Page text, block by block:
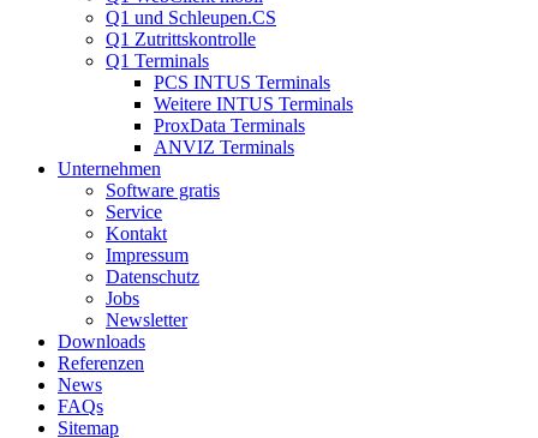
Q1 und Schleupen.CS
Q1 Zutrittskontrolle
Q1 Terminals
PCS INTUS Terminals
Weitere INTUS Terminals
ProxData Terminals
ANVIZ Terminals
Unternehmen
Software gratis
Service
Kontakt
Impressum
Datenschutz
Jobs
Newsletter
Downloads
Referenzen
News
FAQs
Sitemap